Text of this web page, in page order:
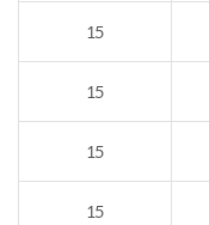
15
15
15
15